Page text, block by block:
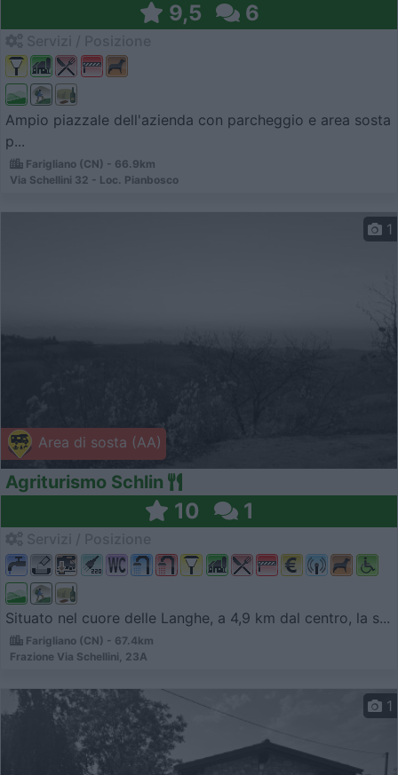
9,5 6
Ampio piazzale dell'azienda con parcheggio e area sosta
p...
Farigliano (CN) - 66.9km
Via Schellini 32 - Loc. Pianbosco
Area di sosta (AA)
1
Agriturismo Schlin
10 1
Situato nel cuore delle Langhe, a 4,9 km dal centro, la s...
Farigliano (CN) - 67.4km
Frazione Via Schellini, 23A
1